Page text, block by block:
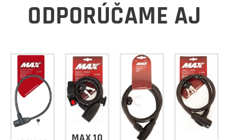
ODPORÚČAME AJ